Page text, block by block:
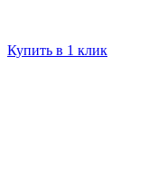
Купить в 1 клик